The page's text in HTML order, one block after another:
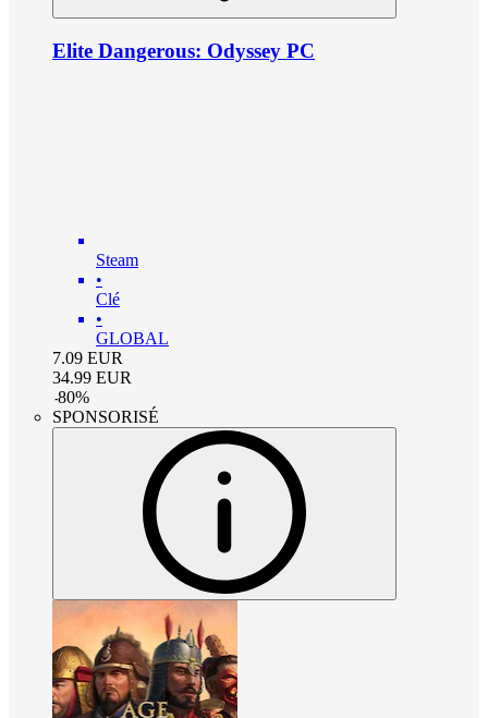
Elite Dangerous: Odyssey PC
Steam
•
Clé
•
GLOBAL
7.09 EUR
34.99 EUR
-80%
SPONSORISÉ